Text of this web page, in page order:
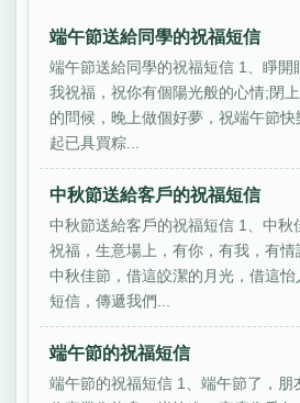
端午節送給同學的祝福短信
端午節送給同學的祝福短信 1、睜開
我祝福，祝你有個陽光般的心情;閉
的問候，晚上做個好夢，祝端午節
起已具買粽...
中秋節送給客戶的祝福短信
中秋節送給客戶的祝福短信 1、中秋
祝福，生意場上，有你，有我，有
中秋佳節，借這皎潔的月光，借這
短信，傳遞我們...
端午節的祝福短信
端午節的祝福短信 1、端午節了，朋